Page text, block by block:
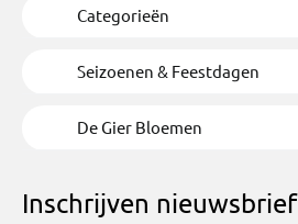
Categorieën
Seizoenen & Feestdagen
De Gier Bloemen
Inschrijven nieuwsbrief